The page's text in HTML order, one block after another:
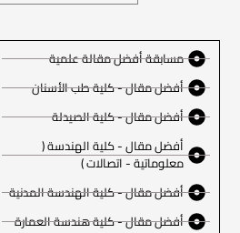
مسابقة أفضل مقالة علمية
أفضل مقال - كلية طب الأسنان
أفضل مقال - كلية الصيدلة
أفضل مقال - كلية الهندسة (
معلوماتية - اتصالات )
أفضل مقال - كلية الهندسة المدنية
أفضل مقال - كلية هندسة العمارة